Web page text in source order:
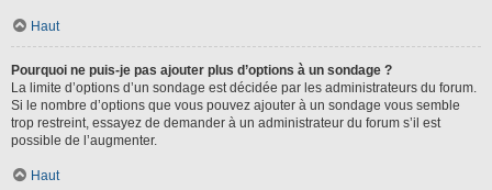
Haut
Pourquoi ne puis-je pas ajouter plus d’options à un sondage ?
La limite d’options d’un sondage est décidée par les administrateurs du forum.
Si le nombre d’options que vous pouvez ajouter à un sondage vous semble
trop restreint, essayez de demander à un administrateur du forum s’il est
possible de l’augmenter.
Haut